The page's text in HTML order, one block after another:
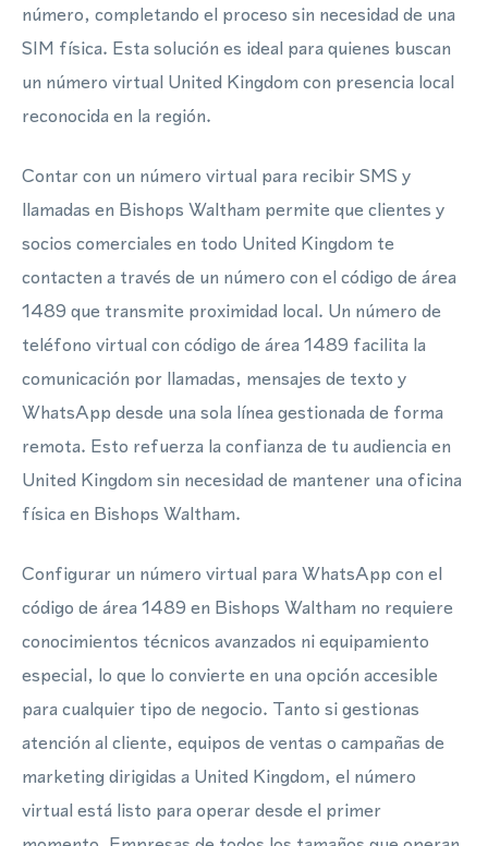
número, completando el proceso sin necesidad de una
SIM física. Esta solución es ideal para quienes buscan
un número virtual United Kingdom con presencia local
reconocida en la región.
Contar con un número virtual para recibir SMS y
llamadas en Bishops Waltham permite que clientes y
socios comerciales en todo United Kingdom te
contacten a través de un número con el código de área
1489 que transmite proximidad local. Un número de
teléfono virtual con código de área 1489 facilita la
comunicación por llamadas, mensajes de texto y
WhatsApp desde una sola línea gestionada de forma
remota. Esto refuerza la confianza de tu audiencia en
United Kingdom sin necesidad de mantener una oficina
física en Bishops Waltham.
Configurar un número virtual para WhatsApp con el
código de área 1489 en Bishops Waltham no requiere
conocimientos técnicos avanzados ni equipamiento
especial, lo que lo convierte en una opción accesible
para cualquier tipo de negocio. Tanto si gestionas
atención al cliente, equipos de ventas o campañas de
marketing dirigidas a United Kingdom, el número
virtual está listo para operar desde el primer